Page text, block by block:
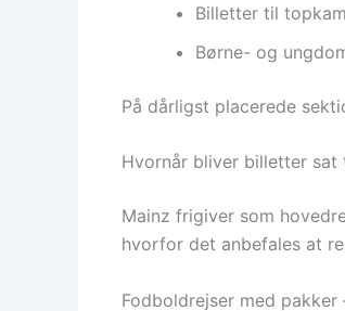
Billetter til
Børne- og
På dårligst placerede
Hvornår bliver billetter sat
Mainz frigiver som
hvorfor det anbefales at
Fodboldrejser med